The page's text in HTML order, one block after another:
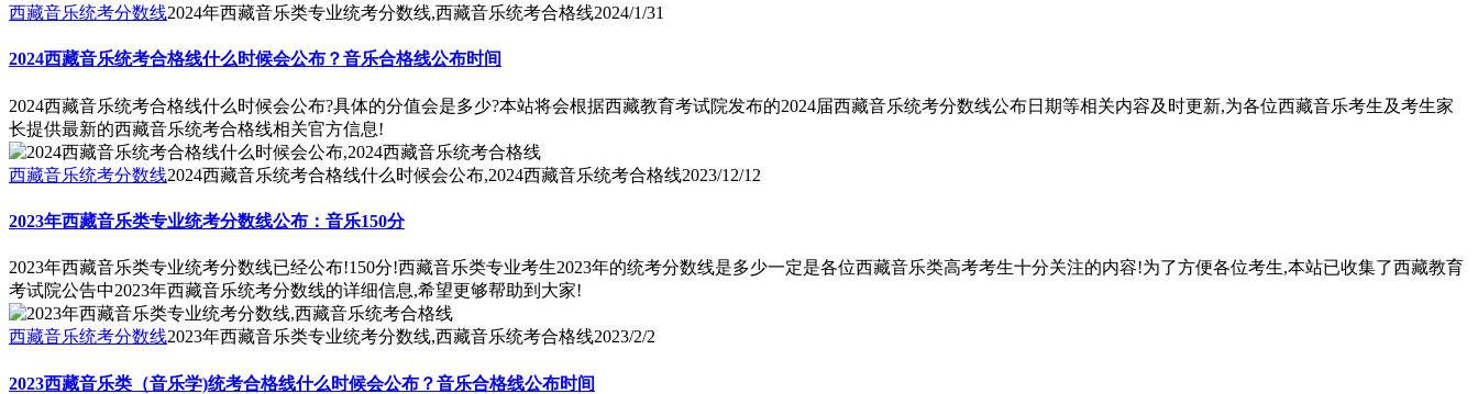
西藏音乐统考分数线2024年西藏音乐类专业统考分数线,西藏音乐统考合格线2024/1/31
2024西藏音乐统考合格线什么时候会公布？音乐合格线公布时间
2024西藏音乐统考合格线什么时候会公布?具体的分值会是多少?本站将会根据西藏教育考试院发布的2024届西藏音乐统考分数线公布日期等相关内容及时更新,为各位西藏音乐考生及考生家
长提供最新的西藏音乐统考合格线相关官方信息!
西藏音乐统考分数线2024西藏音乐统考合格线什么时候会公布,2024西藏音乐统考合格线2023/12/12
2023年西藏音乐类专业统考分数线公布：音乐150分
2023年西藏音乐类专业统考分数线已经公布!150分!西藏音乐类专业考生2023年的统考分数线是多少一定是各位西藏音乐类高考考生十分关注的内容!为了方便各位考生,本站已收集了西藏教育
考试院公告中2023年西藏音乐统考分数线的详细信息,希望更够帮助到大家!
西藏音乐统考分数线2023年西藏音乐类专业统考分数线,西藏音乐统考合格线2023/2/2
2023西藏音乐类（音乐学)统考合格线什么时候会公布？音乐合格线公布时间